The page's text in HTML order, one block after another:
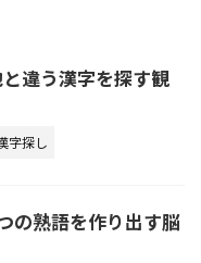
と違う漢字を探す観
字探し
の熟語を作り出す脳